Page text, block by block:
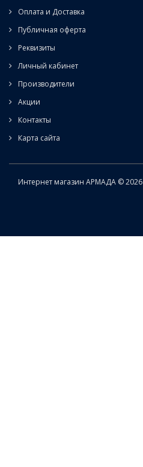
Оплата и Доставка
Публичная оферта
Реквизиты
Личный кабинет
Производители
Акции
Контакты
Карта сайта
Интернет магазин АРМАДА © 2026